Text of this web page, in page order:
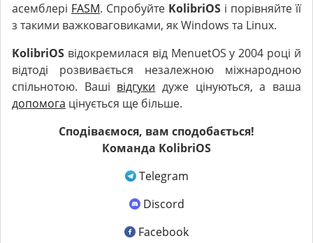
асемблері FASM. Спробуйте KolibriOS і порівняйте її
з такими важковаговиками, як Windows та Linux.
KolibriOS відокремилася від MenuetOS у 2004 році й
відтоді розвивається незалежною міжнародною
спільнотою. Ваші відгуки дуже цінуються, а ваша
допомога цінується ще більше.
Сподіваємося, вам сподобається!
Команда KolibriOS
Telegram
Discord
Facebook